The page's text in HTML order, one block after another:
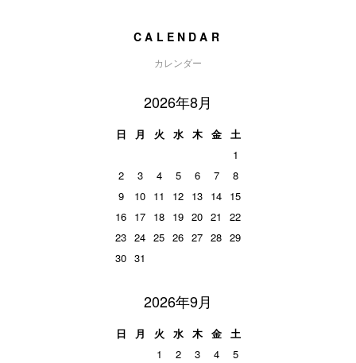
CALENDAR
カレンダー
2026年8月
日 月 火 水 木 金
土
1
2
3 4 5 6 7
8
9
10 11 12 13 14 15
16 17 18 19 20 21
22
23 24 25 26 27 28 29
30 31
2026年9月
日 月 火 水 木 金
土
1
2 3 4
5